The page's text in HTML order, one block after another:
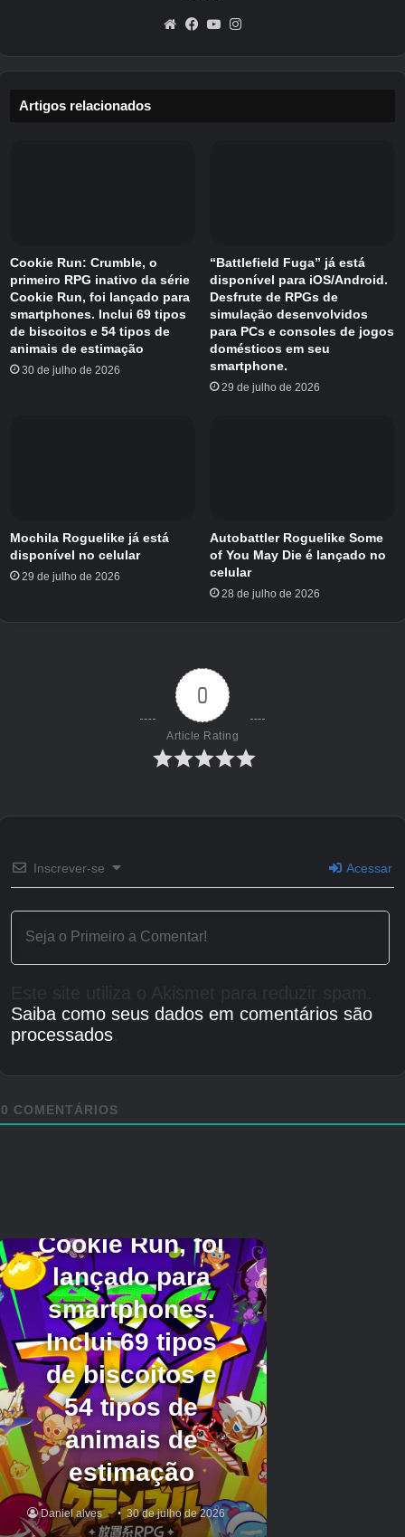
WebsiteFacebook
YouTube
Artigos relacionados
Cookie Run: Crumble, o
primeiro RPG inativo da série
Cookie Run, foi lançado para
smartphones. Inclui 69 tipos
de biscoitos e 54 tipos de
animais de estimação
30 de julho de 2026
“Battlefield Fuga” já está
disponível para iOS/Android.
Desfrute de RPGs de
simulação desenvolvidos
para PCs e consoles de jogos
domésticos em seu
smartphone.
29 de julho de 2026
Mochila Roguelike já está
disponível no celular
29 de julho de 2026
Autobattler Roguelike Some
of You May Die é lançado no
celular
28 de julho de 2026
0
Article Rating
Inscrever-se Acessar
Saiba como seus dados em comentários são
processados.
0 COMENTÁRIOS